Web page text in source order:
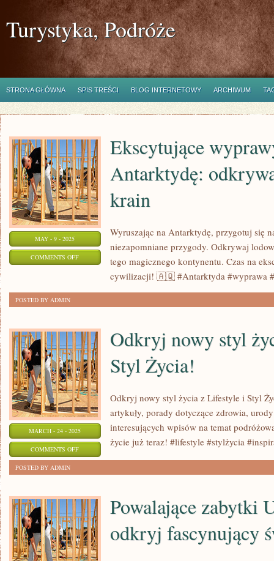
Turystyka, Podróże
STRONA GŁÓWNA SPIS TREŚCI BLOG INTERNETOWY ARCHIWUM
MAY - 9 - 2025
COMMENTS OFFON
ODKRYWANIE
LODOWYCH
KRAIN
Ekscytujące
Antarktydę:
krain
Wyruszając na Antarktydę, przygotuj się
niezapomniane przygody. Odkrywaj
tego magicznego kontynentu. Czas na
cywilizacji! 🇦🇶 #Antarktyda #wyprawa
POSTED BY ADMIN
MARCH - 24 - 2025
COMMENTS OFFON
STYL
ŻYCIA
Z
LIFESTYLE
I
Odkryj nowy styl
Styl Życia!
Odkryj nowy styl życia z Lifestyle i Styl
artykuły, porady dotyczące zdrowia,
interesujących wpisów na temat
życie już teraz! #lifestyle #stylżycia
POSTED BY ADMIN
Powalające zabytki
odkryj fascynujący